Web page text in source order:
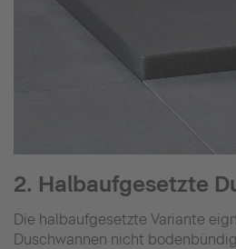
2. Halbaufgesetzte
Die halbaufgesetzte Variante
Duschwannen nicht